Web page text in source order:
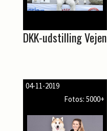
DKK-udstilling Vejen
04-11-2019
Fotos: 5000+